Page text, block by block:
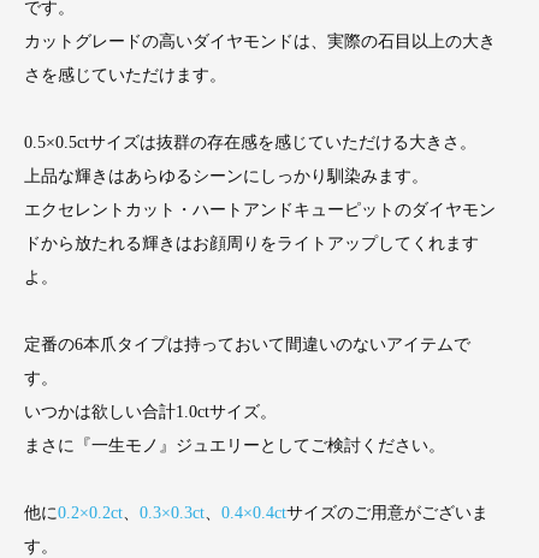
です。
カットグレードの高いダイヤモンドは、実際の石目以上の大き
さを感じていただけます。
0.5×0.5ctサイズは抜群の存在感を感じていただける大きさ。
上品な輝きはあらゆるシーンにしっかり馴染みます。
エクセレントカット・ハートアンドキューピットのダイヤモン
ドから放たれる輝きはお顔周りをライトアップしてくれます
よ。
定番の6本爪タイプは持っておいて間違いのないアイテムで
す。
いつかは欲しい合計1.0ctサイズ。
まさに『一生モノ』ジュエリーとしてご検討ください。
他に0.2×0.2ct、 0.3×0.3ct、 0.4×0.4ctサイズのご用意がございま
す。